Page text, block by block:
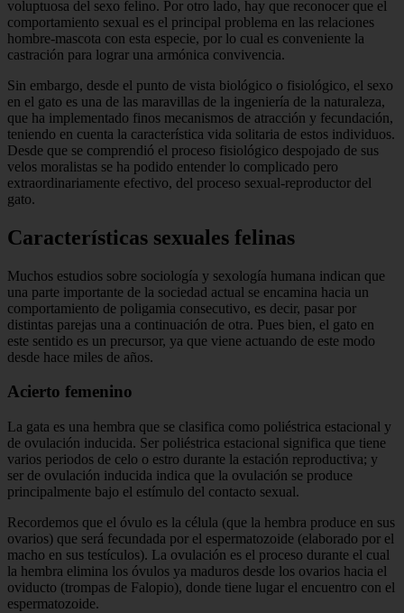
voluptuosa del sexo felino. Por otro lado, hay que reconocer que el
comportamiento sexual es el principal problema en las relaciones
hombre-mascota con esta especie, por lo cual es conveniente la
castración para lograr una armónica convivencia.
Sin embargo, desde el punto de vista biológico o fisiológico, el sexo
en el gato es una de las maravillas de la ingeniería de la naturaleza,
que ha implementado finos mecanismos de atracción y fecundación,
teniendo en cuenta la característica vida solitaria de estos individuos.
Desde que se comprendió el proceso fisiológico despojado de sus
velos moralistas se ha podido entender lo complicado pero
extraordinariamente efectivo, del proceso sexual-reproductor del
gato.
Características sexuales felinas
Muchos estudios sobre sociología y sexología humana indican que
una parte importante de la sociedad actual se encamina hacia un
comportamiento de poligamia consecutivo, es decir, pasar por
distintas parejas una a continuación de otra. Pues bien, el gato en
este sentido es un precursor, ya que viene actuando de este modo
desde hace miles de años.
Acierto femenino
La gata es una hembra que se clasifica como poliéstrica estacional y
de ovulación inducida. Ser poliéstrica estacional significa que tiene
varios periodos de celo o estro durante la estación reproductiva; y
ser de ovulación inducida indica que la ovulación se produce
principalmente bajo el estímulo del contacto sexual.
Recordemos que el óvulo es la célula (que la hembra produce en sus
ovarios) que será fecundada por el espermatozoide (elaborado por el
macho en sus testículos). La ovulación es el proceso durante el cual
la hembra elimina los óvulos ya maduros desde los ovarios hacia el
oviducto (trompas de Falopio), donde tiene lugar el encuentro con el
espermatozoide.